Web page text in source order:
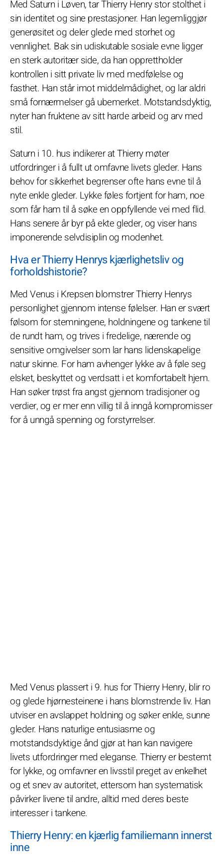
Med Saturn i Løven, tar Thierry Henry stor stolthet i
sin identitet og sine prestasjoner. Han legemliggjør
generøsitet og deler glede med storhet og
vennlighet. Bak sin udiskutable sosiale evne ligger
en sterk autoritær side, da han opprettholder
kontrollen i sitt private liv med medfølelse og
fasthet. Han står imot middelmådighet, og lar aldri
små fornærmelser gå ubemerket. Motstandsdyktig,
nyter han fruktene av sitt harde arbeid og arv med
stil.
Saturn i 10. hus indikerer at Thierry møter
utfordringer i å fullt ut omfavne livets gleder. Hans
behov for sikkerhet begrenser ofte hans evne til å
nyte enkle gleder. Lykke føles fortjent for ham, noe
som får ham til å søke en oppfyllende vei med flid.
Hans senere år byr på ekte gleder, og viser hans
imponerende selvdisiplin og modenhet.
Hva er Thierry Henrys kjærlighetsliv og
forholdshistorie?
Med Venus i Krepsen blomstrer Thierry Henrys
personlighet gjennom intense følelser. Han er svært
følsom for stemningene, holdningene og tankene til
de rundt ham, og trives i fredelige, nærende og
sensitive omgivelser som lar hans lidenskapelige
natur skinne. For ham avhenger lykke av å føle seg
elsket, beskyttet og verdsatt i et komfortabelt hjem.
Han søker trøst fra angst gjennom tradisjoner og
verdier, og er mer enn villig til å inngå kompromisser
for å unngå spenning og forstyrrelser.
Med Venus plassert i 9. hus for Thierry Henry, blir ro
og glede hjørnesteinene i hans blomstrende liv. Han
utviser en avslappet holdning og søker enkle, sunne
gleder. Hans naturlige entusiasme og
motstandsdyktige ånd gjør at han kan navigere
livets utfordringer med eleganse. Thierry er bestemt
for lykke, og omfavner en livsstil preget av enkelhet
og et snev av autoritet, ettersom han systematisk
påvirker livene til andre, alltid med deres beste
interesser i tankene.
Thierry Henry: en kjærlig familiemann innerst
inne